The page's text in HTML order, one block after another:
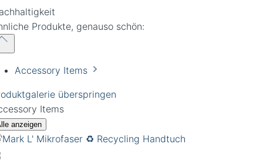
Produkte, genauso schön:
Accessory Items
überspringen
Items
anzeigen